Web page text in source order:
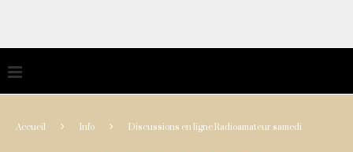
Accueil Info Discussions en ligne Radioamateur samedi